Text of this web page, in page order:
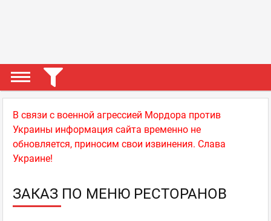
В связи с военной агрессией Мордора против
Украины информация сайта временно не
обновляется, приносим свои извинения. Слава
Украине!
ЗАКАЗ ПО МЕНЮ РЕСТОРАНОВ